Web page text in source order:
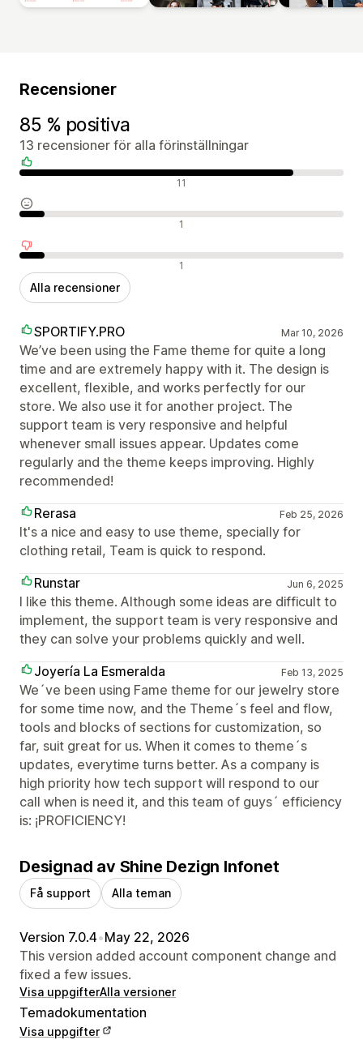
Recensioner
85 % positiva
13 recensioner för alla förinställningar
Positiva recensioner 11
Neutrala recensioner 1
Negativa recensioner 1
Alla recensioner
SPORTIFY.PRO Mar 10, 2026
We’ve been using the Fame theme for quite a long
time and are extremely happy with it. The design is
excellent, flexible, and works perfectly for our
store. We also use it for another project. The
support team is very responsive and helpful
whenever small issues appear. Updates come
regularly and the theme keeps improving. Highly
recommended!
Rerasa
Feb 25, 2026
It's a nice and easy to use theme, specially for
clothing retail, Team is quick to respond.
Runstar
Jun 6, 2025
I like this theme. Although some ideas are difficult to
implement, the support team is very responsive and
they can solve your problems quickly and well.
Joyería La Esmeralda
Feb 13, 2025
We´ve been using Fame theme for our jewelry store
for some time now, and the Theme´s feel and flow,
tools and blocks of sections for customization, so
far, suit great for us. When it comes to theme´s
updates, everytime turns better. As a company is
high priority how tech support will respond to our
call when is need it, and this team of guys´ efficiency
is: ¡PROFICIENCY!
Designad av Shine Dezign Infonet
Få support Alla teman
Version 7.0.4•May 22, 2026
This version added account component change and
fixed a few issues.
Visa uppgifterAlla versioner
Temadokumentation
Visa uppgifter